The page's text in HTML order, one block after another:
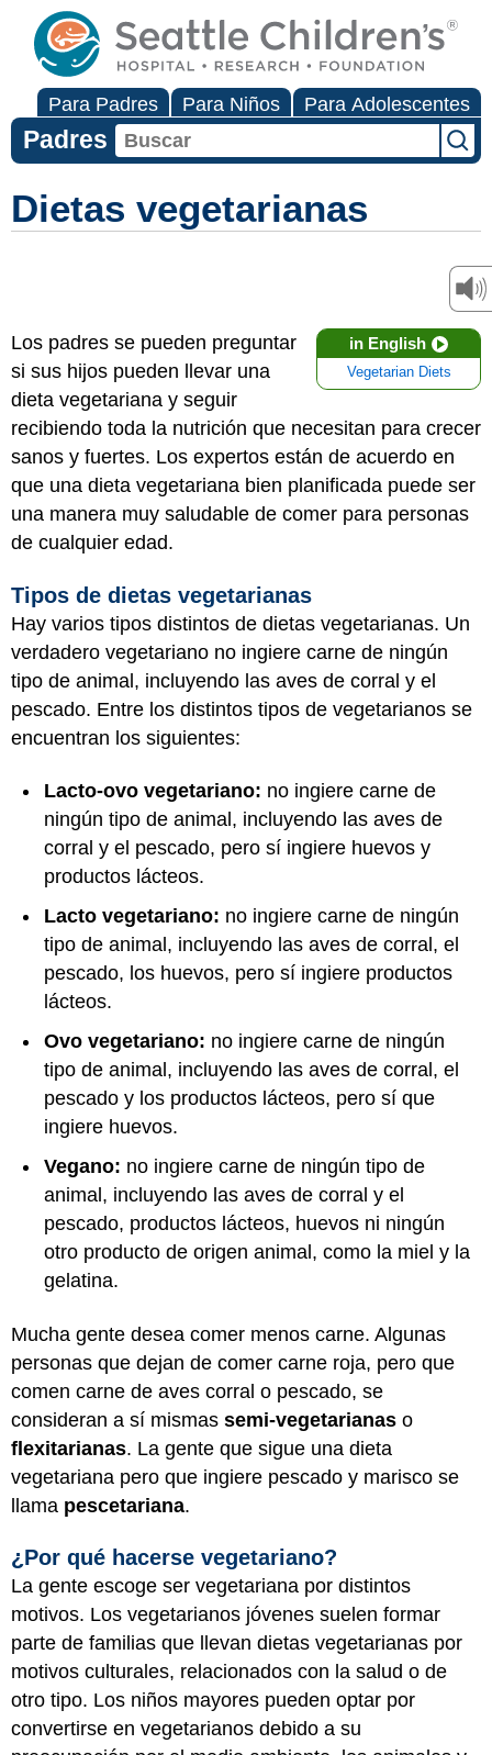
Para Padres Para Niños Para Adolescentes
Padres
Dietas vegetarianas
in English
Vegetarian Diets
Los padres se pueden preguntar
si sus hijos pueden llevar una
dieta vegetariana y seguir
recibiendo toda la nutrición que necesitan para crecer
sanos y fuertes. Los expertos están de acuerdo en
que una dieta vegetariana bien planificada puede ser
una manera muy saludable de comer para personas
de cualquier edad.
Tipos de dietas vegetarianas
Hay varios tipos distintos de dietas vegetarianas. Un
verdadero vegetariano no ingiere carne de ningún
tipo de animal, incluyendo las aves de corral y el
pescado. Entre los distintos tipos de vegetarianos se
encuentran los siguientes:
Lacto-ovo vegetariano: no ingiere carne de
ningún tipo de animal, incluyendo las aves de
corral y el pescado, pero sí ingiere huevos y
productos lácteos.
Lacto vegetariano: no ingiere carne de ningún
tipo de animal, incluyendo las aves de corral, el
pescado, los huevos, pero sí ingiere productos
lácteos.
Ovo vegetariano: no ingiere carne de ningún
tipo de animal, incluyendo las aves de corral, el
pescado y los productos lácteos, pero sí que
ingiere huevos.
Vegano: no ingiere carne de ningún tipo de
animal, incluyendo las aves de corral y el
pescado, productos lácteos, huevos ni ningún
otro producto de origen animal, como la miel y la
gelatina.
Mucha gente desea comer menos carne. Algunas
personas que dejan de comer carne roja, pero que
comen carne de aves corral o pescado, se
consideran a sí mismas semi-vegetarianas o
flexitarianas. La gente que sigue una dieta
vegetariana pero que ingiere pescado y marisco se
llama pescetariana.
¿Por qué hacerse vegetariano?
La gente escoge ser vegetariana por distintos
motivos. Los vegetarianos jóvenes suelen formar
parte de familias que llevan dietas vegetarianas por
motivos culturales, relacionados con la salud o de
otro tipo. Los niños mayores pueden optar por
convertirse en vegetarianos debido a su